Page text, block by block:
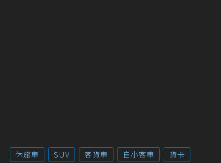
休旅車 SUV 客貨車 自小客車 貨卡